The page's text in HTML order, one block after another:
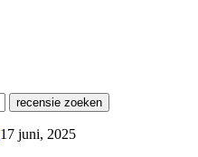
17 juni, 2025